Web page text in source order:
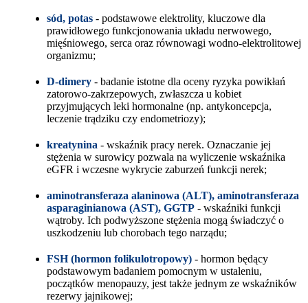
sód, potas - podstawowe elektrolity, kluczowe dla
prawidłowego funkcjonowania układu nerwowego,
mięśniowego, serca oraz równowagi wodno-elektrolitowej
organizmu;
D-dimery - badanie istotne dla oceny ryzyka powikłań
zatorowo-zakrzepowych, zwłaszcza u kobiet
przyjmujących leki hormonalne (np. antykoncepcja,
leczenie trądziku czy endometriozy);
kreatynina - wskaźnik pracy nerek. Oznaczanie jej
stężenia w surowicy pozwala na wyliczenie wskaźnika
eGFR i wczesne wykrycie zaburzeń funkcji nerek;
aminotransferaza alaninowa (ALT), aminotransferaza
asparaginianowa (AST), GGTP - wskaźniki funkcji
wątroby. Ich podwyższone stężenia mogą świadczyć o
uszkodzeniu lub chorobach tego narządu;
FSH (hormon folikulotropowy) - hormon będący
podstawowym badaniem pomocnym w ustaleniu,
początków menopauzy, jest także jednym ze wskaźników
rezerwy jajnikowej;